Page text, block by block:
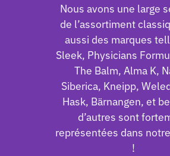
Nous avons une large
de l’assortiment
aussi des marques
Sleek, Physicians
The Balm, Alma K,
Siberica, Kneipp,
Hask, Bärnangen, et
d’autres sont
représentées dans
!